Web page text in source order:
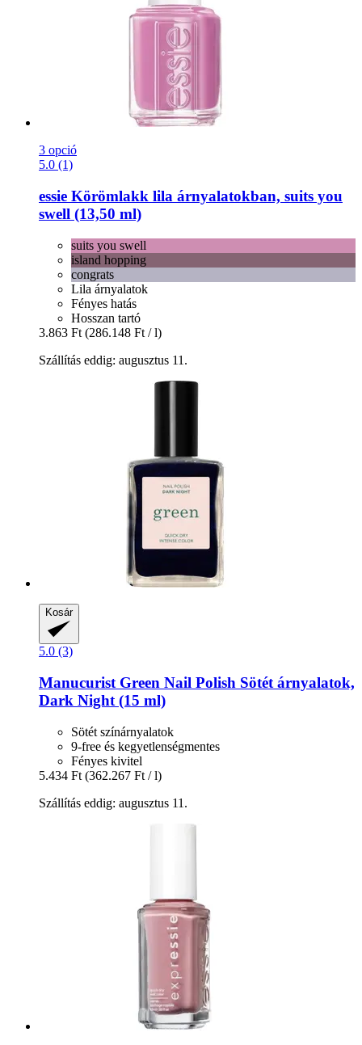
3 opció
5.0 (1)
essie Körömlakk lila árnyalatokban, suits you
swell (13,50 ml)
suits you swell
island hopping
congrats
Lila árnyalatok
Fényes hatás
Hosszan tartó
3.863 Ft (286.148 Ft / l)
Szállítás eddig: augusztus 11.
Kosár
5.0 (3)
Manucurist Green Nail Polish Sötét árnyalatok,
Dark Night (15 ml)
Sötét színárnyalatok
9-free és kegyetlenségmentes
Fényes kivitel
5.434 Ft (362.267 Ft / l)
Szállítás eddig: augusztus 11.